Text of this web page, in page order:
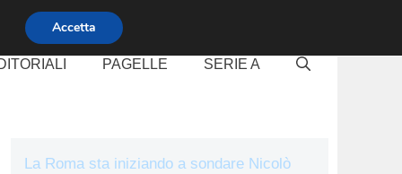
PAGELLE SERIE A
La Roma sta iniziando a sondare Nicolò
Accetta